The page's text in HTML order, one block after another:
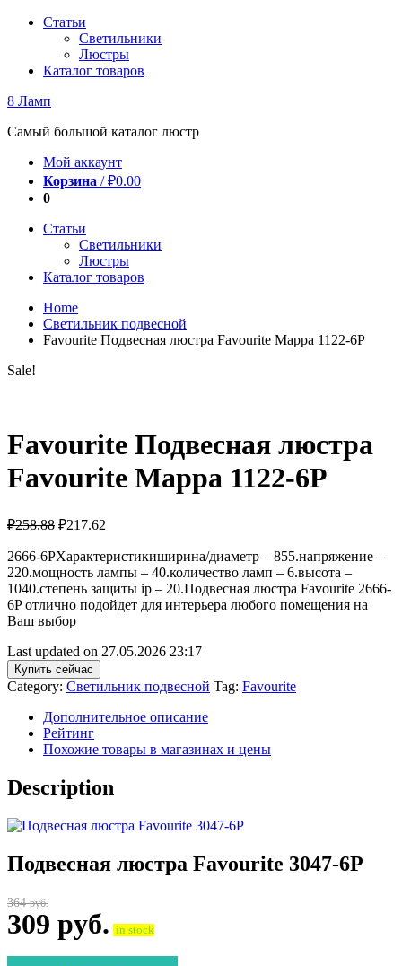
Перейти
содержимому
Статьи
Светильники
Люстры
Каталог товаров
8 Ламп
Самый большой каталог люстр
Мой аккаунт
Корзина /₽0.00
0
Статьи
Светильники
Люстры
Каталог товаров
Home
Светильник подвесной
Favourite Подвесная люстра Favourite Mappa 1122-6P
Sale!
Favourite Подвесная люстра
Favourite Mappa 1122-6P
₽258.88 ₽217.62
2666-6PХарактеристикиширина/диаметр – 855.напряжение –
220.мощность лампы – 40.количество ламп – 6.высота –
1040.степень защиты ip – 20.Подвесная люстра Favourite 2666-
6P отлично подойдет для интерьера любого помещения на
Ваш выбор
Last updated on 27.05.2026 23:17
Купить сейчас
Category: Светильник подвесной Tag: Favourite
Дополнительное описание
Рейтинг
Похожие товары в магазинах и цены
Description
Подвесная люстра Favourite 3047-6P
364руб.
309 руб. in stock